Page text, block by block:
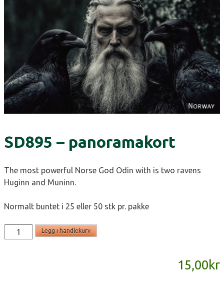
SD895 – panoramakort
The most powerful Norse God Odin with is two ravens
Huginn and Muninn.
Normalt buntet i 25 eller 50 stk pr. pakke
SD895
-
Legg i handlekurv
15,00kr